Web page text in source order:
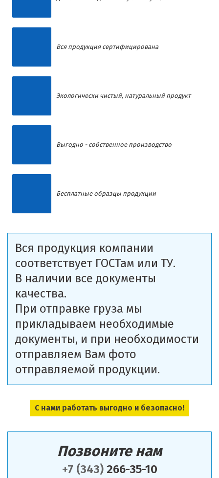
Позвоните нам
+7 (343)266-35-10
Вся продукция сертифицирована
Экологически чистый, натуральный продукт
Выгодно - собственное производство
Бесплатные образцы продукции
Вся продукция компании
соответствует ГОСТам или ТУ.
В наличии все документы
качества.
При отправке груза мы
прикладываем необходимые
документы, и при необходимости
отправляем Вам фото
отправляемой продукции.
С нами работать выгодно и безопасно!